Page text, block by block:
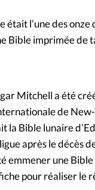
était l’une des
Bible imprimée de
Mitchell a été
de
la Bible lunaire
après le décès
emmener une
pour réaliser le